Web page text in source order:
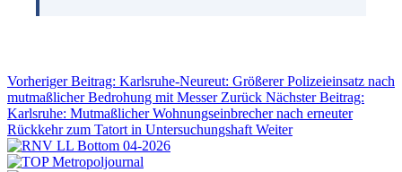
Vorheriger Beitrag: Karlsruhe-Neureut: Größerer Polizeieinsatz nach
mutmaßlicher Bedrohung mit Messer Zurück Nächster Beitrag:
Karlsruhe: Mutmaßlicher Wohnungseinbrecher nach erneuter
Rückkehr zum Tatort in Untersuchungshaft Weiter